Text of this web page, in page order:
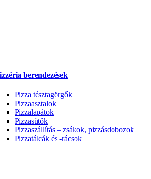
berendezések
Pizza tésztagörgők
Pizzaasztalok
Pizzalapátok
Pizzasütők
Pizzaszállítás – zsákok, pizzásdobozok
Pizzatálcák és -rácsok